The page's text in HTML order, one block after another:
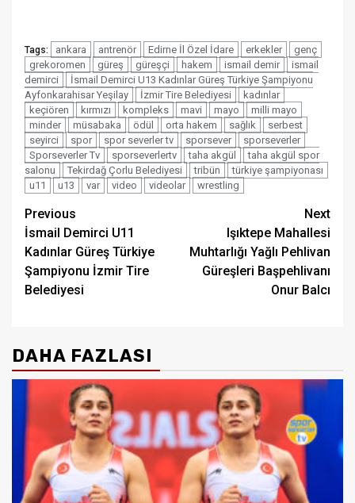
Tags: ankara antrenör Edirne İl Özel İdare erkekler
genç
grekoromen
güreş güreşçi hakem ismail demir
ismail
demirci
İsmail Demirci U13 Kadınlar Güreş Türkiye Şampiyonu
Ayfonkarahisar Yeşilay
İzmir Tire Belediyesi
kadınlar
keçiören
kırmızı kompleks mavi mayo
milli mayo
minder
müsabaka ödül orta hakem sağlık
serbest
seyirci
spor spor severler tv sporsever
sporseverler
Sporseverler Tv
sporseverlertv taha akgül
taha akgül spor
salonu
Tekirdağ Çorlu Belediyesi tribün
türkiye şampiyonası
u11
u13 var video videolar wrestling
Post
navigation
Previous
İsmail Demirci U11
Kadınlar Güreş Türkiye
Şampiyonu İzmir Tire
Belediyesi
Next
Işıktepe Mahallesi
Muhtarlığı Yağlı Pehlivan
Güreşleri Başpehlivanı
Onur Balcı
DAHA FAZLASI